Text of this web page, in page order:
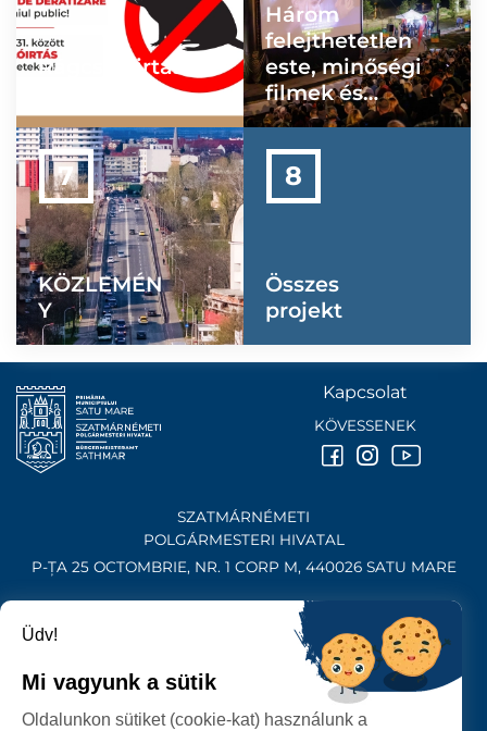
Rágcsálóirtási
Három
felejthetetlen
este, minőségi
filmek és
különleges
hangulat – ezt
hozta el
Szatmárnémeti
Karaván
KÖZLEMÉN
Y
Összes
projekt
SZEMÉLYES ADATOK VÉDELME
SZATMÁRNÉMETI
POLGÁRMESTERI HIVATAL
P-ȚA 25 OCTOMBRIE, NR. 1 CORP M, 440026 SATU MARE
Kapcsolat
KÖVESSENEK
Üdv!
Mi vagyunk a sütik
Oldalunkon sütiket (cookie-kat) használunk a